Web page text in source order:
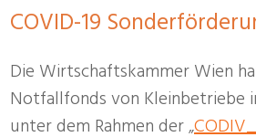
COVID-19
Die Wirtschaftskammer Wien
Notfallfonds von Kleinbetriebe
unter dem Rahmen der „